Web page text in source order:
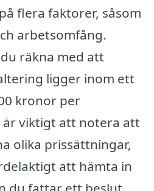
flera faktorer, såsom
arbetsomfång.
räkna med att
ligger inom ett
kronor per
är viktigt att notera att
olika prissättningar,
att hämta in